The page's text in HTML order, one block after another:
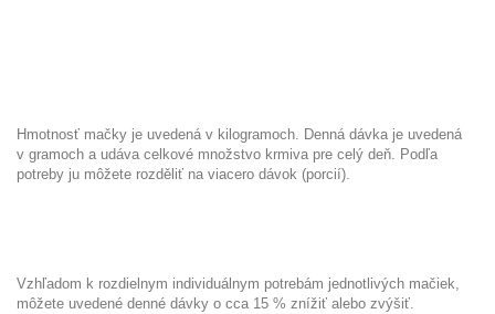
Hmotnosť mačky je uvedená v kilogramoch. Denná dávka je uvedená
v gramoch a udáva celkové množstvo krmiva pre celý deň. Podľa
potreby ju môžete rozděliť na viacero dávok (porcií).
Vzhľadom k rozdielnym individuálnym potrebám jednotlivých mačiek,
môžete uvedené denné dávky o cca 15 % znížiť alebo zvýšiť.